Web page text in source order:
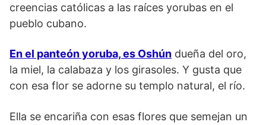
creencias católicas a las raíces yorubas en el
pueblo cubano.
En el panteón yoruba, es Oshún dueña del oro,
la miel, la calabaza y los girasoles. Y gusta que
con esa flor se adorne su templo natural, el río.
Ella se encariña con esas flores que semejan un